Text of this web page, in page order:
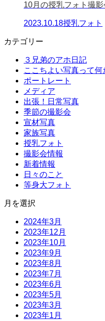
10月の授乳フォト撮影
2023.10.18授乳フォト
カテゴリー
３兄弟のアホ日記
ここちよい写真って何
ポートレート
メディア
出張！日常写真
季節の撮影会
宣材写真
家族写真
授乳フォト
撮影会情報
新着情報
日々のこと
等身大フォト
月を選択
2024年3月
2023年12月
2023年10月
2023年9月
2023年8月
2023年7月
2023年6月
2023年5月
2023年3月
2023年1月